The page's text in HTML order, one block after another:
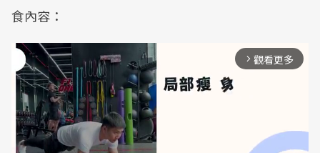
食內容：
arrow_forward_ios 觀看更多